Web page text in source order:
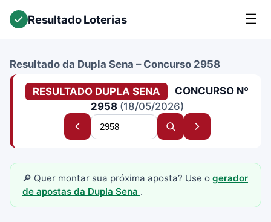
Resultado Loterias ☰
Resultado da Dupla Sena – Concurso 2958
RESULTADO DUPLA SENA
CONCURSO Nº
2958 (18/05/2026)
Concurso
Buscar
Buscar
concurso
Próximo
🔎 Quer montar sua próxima aposta? Use o gerador
de apostas da Dupla Sena .